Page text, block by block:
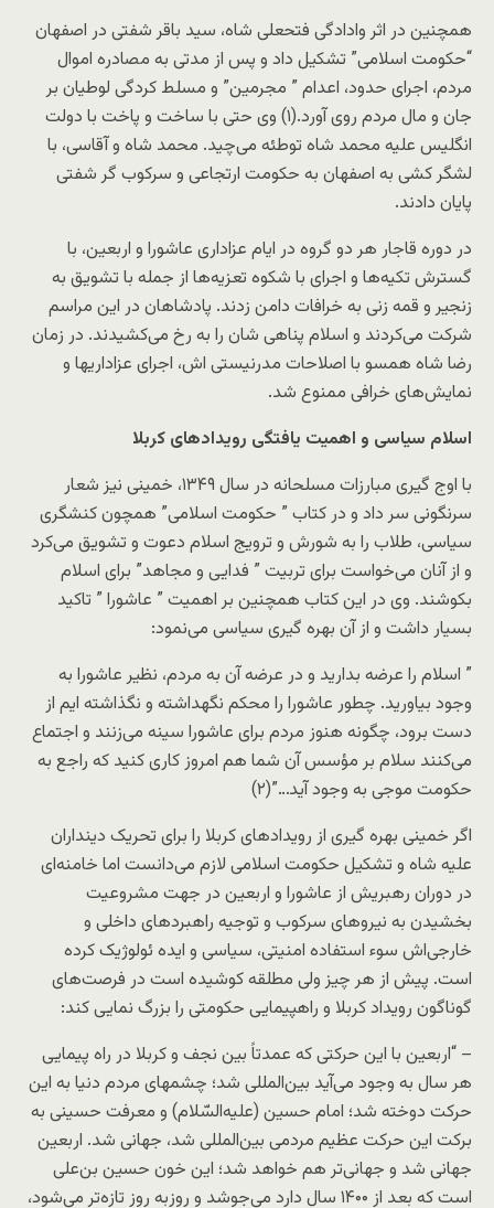
همچنین در اثر وادادگی فتحعلی شاه، سید باقر شفتی در اصفهان
“حکومت اسلامی” تشکیل داد و پس از مدتی به مصادره اموال
مردم، اجرای حدود، اعدام ” مجرمین” و مسلط کردگی لوطیان بر
جان و مال مردم روی آورد.(۱) وی حتی با ساخت و پاخت با دولت
انگلیس علیه محمد شاه توطئه می‌چید. محمد شاه و آقاسی، با
لشگر کشی به اصفهان به حکومت ارتجاعی و سرکوب گر شفتی
پایان دادند.
در دوره قاجار هر دو گروه در ایام عزاداری عاشورا و اربعین، با
گسترش تکیه‌ها و اجرای با شکوه تعزیه‌ها از جمله با تشویق به
زنجیر و قمه زنی به خرافات دامن زدند. پادشاهان در این مراسم
شرکت می‌کردند و اسلام پناهی شان را به رخ می‌کشیدند. در زمان
رضا شاه همسو با اصلاحات مدرنیستی اش، اجرای عزاداریها و
نمایش‌های خرافی ممنوع شد.
اسلام سیاسی و اهمیت یافتگی رویداد‌های کربلا
با اوج گیری مبارزات مسلحانه در سال ۱۳۴۹، خمینی نیز شعار
سرنگونی سر داد و در کتاب ” حکومت اسلامی” همچون کنشگری
سیاسی، طلاب را به شورش و ترویج اسلام دعوت و تشویق می‌کرد
و از آنان می‌خواست برای تربیت ” فدایی و مجاهد” برای اسلام
بکوشند. وی در این کتاب همچنین بر اهمیت ” عاشورا ” تاکید
بسیار داشت و از آن بهره گیری سیاسی می‌نمود:
” اسلام را عرضه بدارید و در عرضه آن به مردم، نظیر عاشورا به
وجود بیاورید. چطور عاشورا را محکم نگهداشته و نگذاشته ایم از
دست برود، چگونه هنوز مردم برای عاشورا سینه می‌زنند و اجتماع
می‌کنند سلام بر مؤسس آن شما هم امروز کاری کنید که راجع به
حکومت موجی به وجود آید…”(۲)
اگر خمینی بهره گیری از رویداد‌های کربلا را برای تحریک دینداران
علیه شاه و تشکیل حکومت اسلامی لازم می‌دانست اما خامنه‌ای
در دوران رهبریش از عاشورا و اربعین در جهت مشروعیت
بخشیدن به نیروهای سرکوب و توجیه راهبردهای داخلی و
خارجی‌اش سوء استفاده امنیتی، سیاسی و ایده ئولوژیک کرده
است. پیش از هر چیز ولی مطلقه کوشیده است در فرصت‌های
گوناگون رویداد کربلا و راهپیمایی حکومتی را بزرگ نمایی کند:
– “اربعین با این حرکتی که عمدتاً بین نجف و کربلا در راه ‌پیمایی
هر سال به وجود می‌آید بین‌المللی شد؛ چشمهای مردم دنیا به این
حرکت دوخته شد؛ امام حسین (علیه‌السّلام) و معرفت حسینی به
برکت این حرکت عظیم مردمی بین‌المللی شد، جهانی شد. اربعین
جهانی شد و جهانی‌تر هم خواهد شد؛ این خون حسین ‌بن‌علی
است که بعد از ۱۴۰۰ سال دارد می‌جوشد و روزبه‌ روز تازه‌‌تر می‌شود،